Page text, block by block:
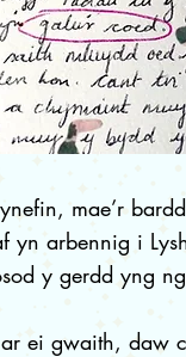
mae’r
yn arbennig i
y gerdd yng
ei gwaith, daw